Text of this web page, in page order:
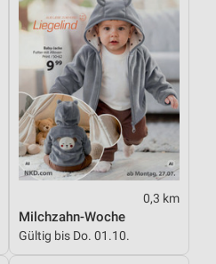
0,3 km
Milchzahn-Woche
Gültig bis Do. 01.10.